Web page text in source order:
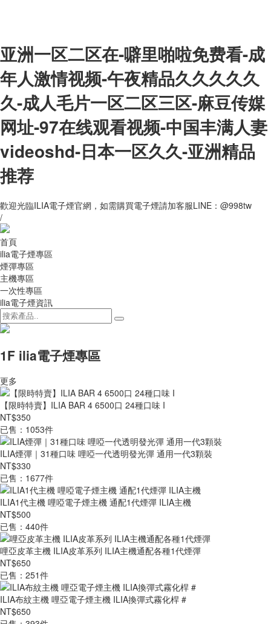
亚洲一区二区在-噼里啪啦免费看-成
年人激情视频-午夜精品久久久久久
久-成人毛片一区二区三区-麻豆传媒
网址-97在线观看视频-中国丰满人妻
videoshd-日本一区久久-亚洲精品
推荐
歡迎光臨ILIA電子煙官網，如需購買電子煙請加客服LINE：@998tw
/
首頁
ilia電子煙專區
煙彈專區
主機專區
一次性專區
ilia電子煙資訊
1F ilia電子煙專區
更多
【限時特賣】ILIA BAR 4 6500口 24種口味 I
NT$350
已售：1053件
ILIA煙彈｜31種口味 哩啞一代透明發光彈 通用一代3顆裝
NT$330
已售：1677件
ILIA1代主機 哩啞電子煙主機 通配1代煙彈 ILIA主機
NT$500
已售：440件
哩亞皮革主機 ILIA皮革系列 ILIA主機通配各種1代煙彈
NT$650
已售：251件
ILIA布紋主機 哩亞電子煙主機 ILIA換彈式霧化桿 #
NT$650